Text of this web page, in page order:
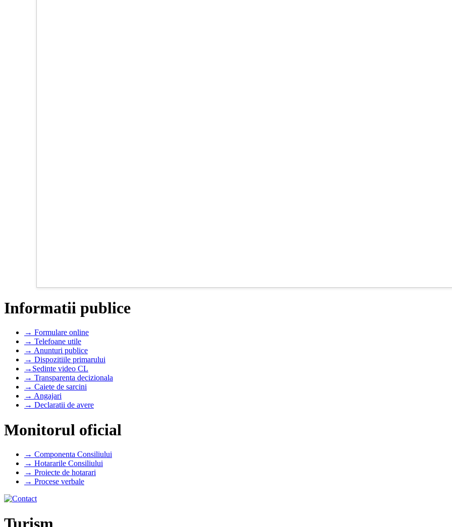
Informatii publice
→ Formulare online
→ Telefoane utile
→ Anunturi publice
→ Dispozitiile primarului
→Sedinte video CL
→ Transparenta decizionala
→ Caiete de sarcini
→ Angajari
→ Declaratii de avere
Monitorul oficial
→ Componenta Consiliului
→ Hotararile Consiliului
→ Proiecte de hotarari
→ Procese verbale
Turism